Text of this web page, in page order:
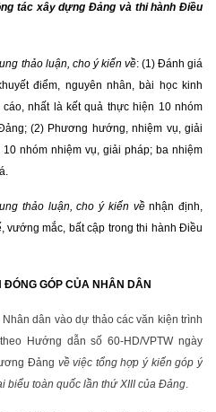
tác xây dựng Đảng và thi hành Điều
thảo luận, cho ý kiến về: (1) Đánh giá
điểm, nguyên nhân, bài học kinh
nhất là kết quả thực hiện 10 nhóm
(2) Phương hướng, nhiệm vụ, giải
nhóm nhiệm vụ, giải pháp; ba nhiệm
thảo luận, cho ý kiến vềnhận định,
vướng mắc, bất cập trong thi hành Điều
ĐÓNG GÓP CỦA NHÂN DÂN
dân vào dự thảo các văn kiện trình
Hướng dẫn số 60-HD/VPTW ngày
Đảng về việc tổng hợp ý kiến góp ý
biểu toàn quốc lần thứ XIII của Đảng.